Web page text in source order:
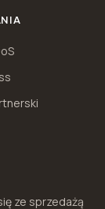
ze sprzedażą